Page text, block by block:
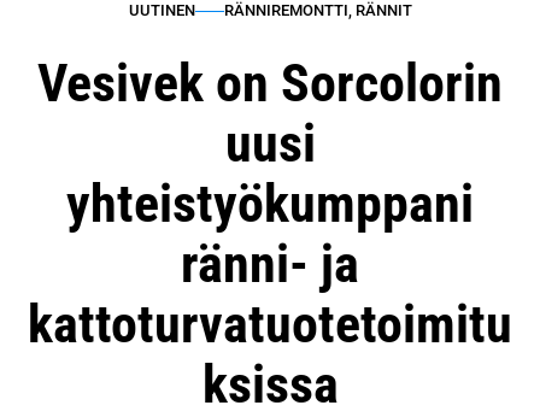
UUTINEN RÄNNIREMONTTI, RÄNNIT
Vesivek on Sorcolorin
uusi
yhteistyökumppani
ränni- ja
kattoturvatuotetoimitu
ksissa